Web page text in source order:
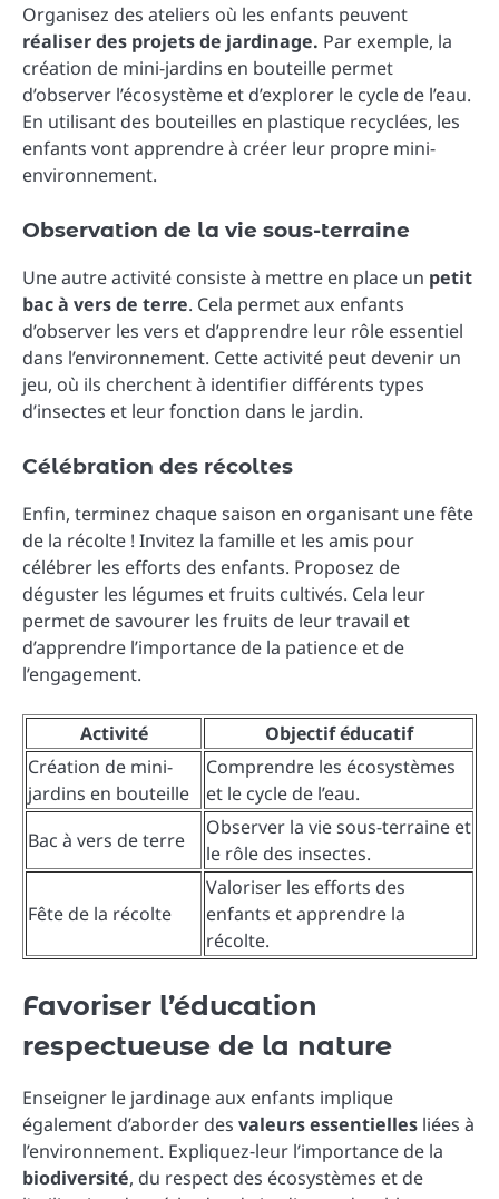
Organisez des ateliers où les enfants peuvent
réaliser des projets de jardinage. Par exemple, la
création de mini-jardins en bouteille permet
d’observer l’écosystème et d’explorer le cycle de l’eau.
En utilisant des bouteilles en plastique recyclées, les
enfants vont apprendre à créer leur propre mini-
environnement.
Observation de la vie sous-terraine
Une autre activité consiste à mettre en place un petit
bac à vers de terre. Cela permet aux enfants
d’observer les vers et d’apprendre leur rôle essentiel
dans l’environnement. Cette activité peut devenir un
jeu, où ils cherchent à identifier différents types
d’insectes et leur fonction dans le jardin.
Célébration des récoltes
Enfin, terminez chaque saison en organisant une fête
de la récolte ! Invitez la famille et les amis pour
célébrer les efforts des enfants. Proposez de
déguster les légumes et fruits cultivés. Cela leur
permet de savourer les fruits de leur travail et
d’apprendre l’importance de la patience et de
l’engagement.
Activité
Objectif éducatif
Création de mini-
jardins en bouteille
Comprendre les écosystèmes
et le cycle de l’eau.
Bac à vers de terre
Observer la vie sous-terraine et
le rôle des insectes.
Fête de la récolte
Valoriser les efforts des
enfants et apprendre la
récolte.
Favoriser l’éducation
respectueuse de la nature
Enseigner le jardinage aux enfants implique
également d’aborder des valeurs essentielles liées à
l’environnement. Expliquez-leur l’importance de la
biodiversité, du respect des écosystèmes et de